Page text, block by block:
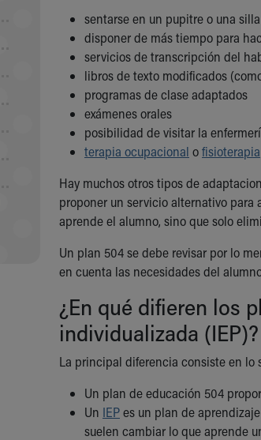
sentarse en un pupitre o una
disponer de más tiempo para
servicios de transcripción del
libros de texto modificados
programas de clase adaptados
exámenes orales
posibilidad de visitar la
terapia ocupacional ofisioterapia
Hay muchos otros tipos de
proponer un servicio alternativo para
aprende el alumno, sino que solo
Un plan 504 se debe revisar por lo
en cuenta las necesidades del
¿En qué difieren los
individualizada (IEP)?
La principal diferencia consiste en lo
Un plan de educación 504
Un IEPes un plan de
suelen cambiar lo que aprende